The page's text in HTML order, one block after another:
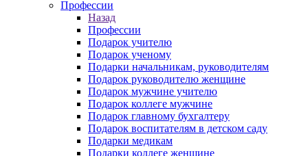
Профессии
Назад
Профессии
Подарок учителю
Подарок ученому
Подарки начальникам, руководителям
Подарок руководителю женщине
Подарок мужчине учителю
Подарок коллеге мужчине
Подарок главному бухгалтеру
Подарок воспитателям в детском саду
Подарки медикам
Подарки коллеге женщине